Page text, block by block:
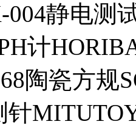
004静电测
计
陶瓷方规
针